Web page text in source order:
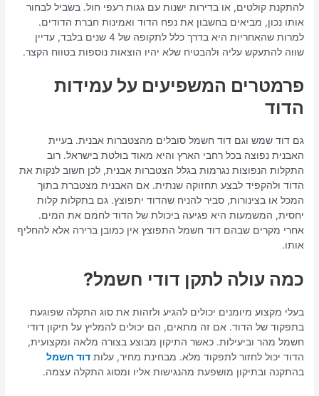
להתקנת קולטים, או בדירות ישנות עם גגות רעפי חול. בשביל לבחור
אותו נכון, מביאים בחשבון את נפח הדוד ואמינות חברת הדודים.
למרות שהאחריות היא בדרך כלל לתקופה של 4 שנים בלבד, עדיין
שווה להתעקש עליה ולהבטיח שלא יהיו הוצאות נוספות בטווח הקצר.
פרמטרים המשפיעים על עמידות
הדוד
גם דוד שמש וגם דוד חשמל סובלים מהצטברות אבנית. בעיית
האבנית נפוצה בכל רחבי הארץ והיא מאוד בולטת בישראל. רוב
התקלות הנפוצות נגרמות בגלל הצטברות אבנית, לכן חשוב לנקות את
הדוד ולהקפיד לבצע תחזוקה שנתית. אם האבנית מצטברת בתוך
המכל או בצינורות, סביר להניח שהדוד יתפוצץ. גם בתקלות קלות
יחסית, המשמעות היא פגיעה ביכולת של הדוד לחמם את המים.
אחרי מקרים שבהם דוד חשמל התפוצץ אין כמובן ברירה אלא להחליף
אותו.
כמה עולה לתקן דודי חשמל?
בעלי מקצוע מיומנים יכולים להגיע ולזהות את סוג התקלה שפוגעת
בתפקוד של הדוד. אם זה מתאים, הם יכולים להמליץ על תיקון דודי
חשמל מהר וביעילות. כאשר התיקון מבוצע בצורה מלאה ומקצועית,
הדוד יכול לחזור לתפקוד מלא. מבחינת מחיר, עלותדוד חשמל
בהתקנה ובתיקון מושפעת מהנגישות אליו ומסוג התקלה עצמה.